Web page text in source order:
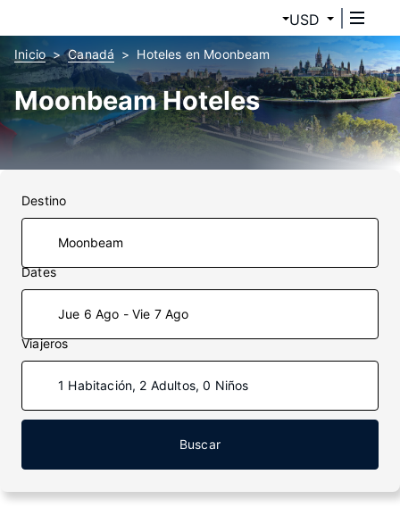
USD
Inicio Canadá Hoteles en Moonbeam
Moonbeam Hoteles
Destino
Dates
Jue 6 Ago - Vie 7 Ago
Viajeros
1 Habitación, 2 Adultos, 0 Niños
Buscar